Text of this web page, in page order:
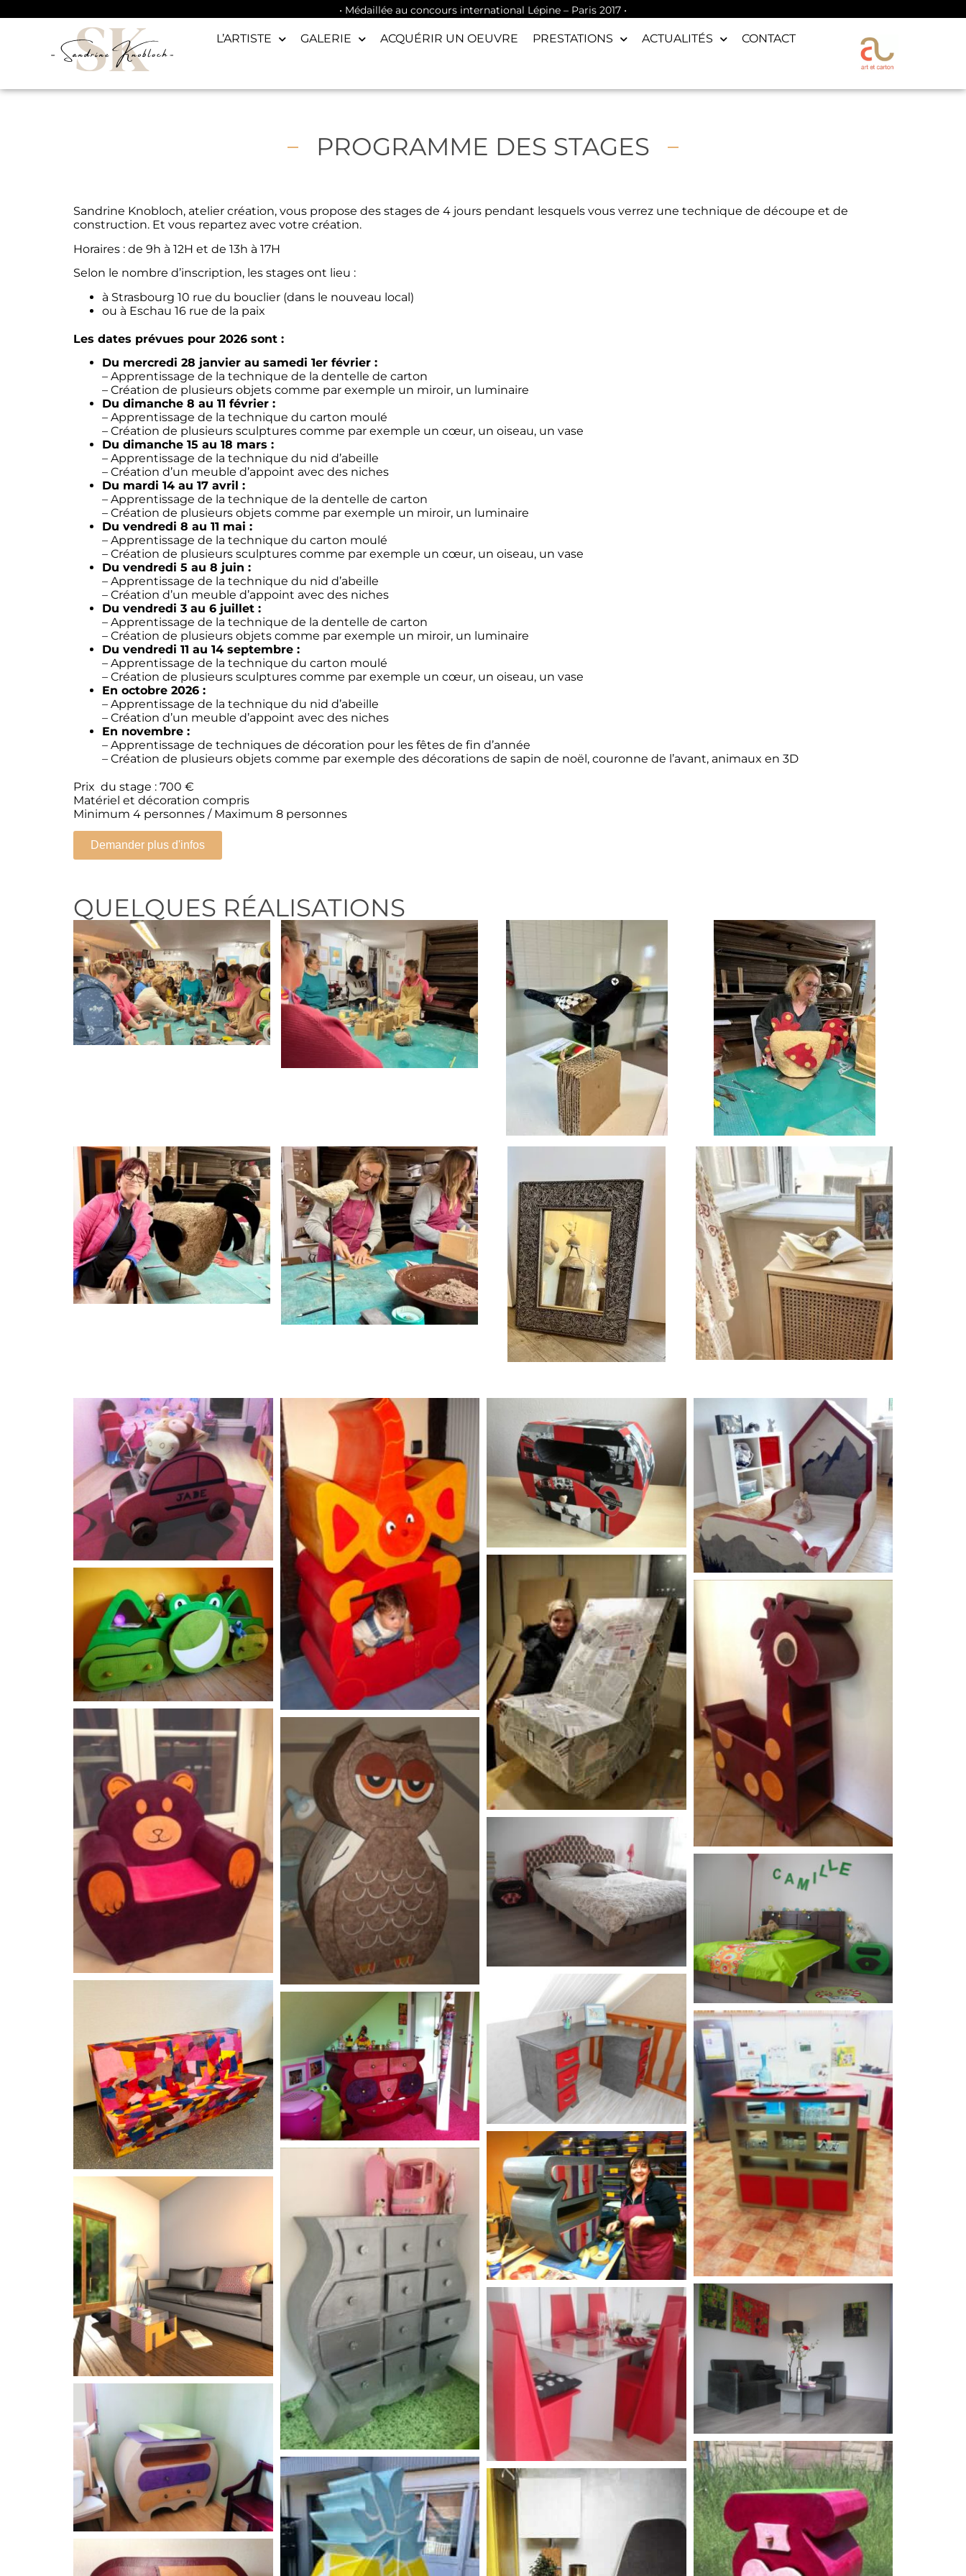
• Médaillée au concours international Lépine – Paris 2017 •
L’ARTISTE GALERIE ACQUÉRIR UN OEUVRE PRESTATIONS ACTUALITÉS CONTACT
PROGRAMME DES STAGES
Sandrine Knobloch, atelier création, vous propose des stages de 4 jours pendant lesquels vous verrez une technique de découpe et de
construction. Et vous repartez avec votre création.
Horaires : de 9h à 12H et de 13h à 17H
Selon le nombre d’inscription, les stages ont lieu :
à Strasbourg 10 rue du bouclier (dans le nouveau local)
ou à Eschau 16 rue de la paix
Les dates prévues pour 2026 sont :
Du mercredi 28 janvier au samedi 1er février :
– Apprentissage de la technique de la dentelle de carton
– Création de plusieurs objets comme par exemple un miroir, un luminaire
Du dimanche 8 au 11 février :
– Apprentissage de la technique du carton moulé
– Création de plusieurs sculptures comme par exemple un cœur, un oiseau, un vase
Du dimanche 15 au 18 mars :
– Apprentissage de la technique du nid d’abeille
– Création d’un meuble d’appoint avec des niches
Du mardi 14 au 17 avril :
– Apprentissage de la technique de la dentelle de carton
– Création de plusieurs objets comme par exemple un miroir, un luminaire
Du vendredi 8 au 11 mai :
– Apprentissage de la technique du carton moulé
– Création de plusieurs sculptures comme par exemple un cœur, un oiseau, un vase
Du vendredi 5 au 8 juin :
– Apprentissage de la technique du nid d’abeille
– Création d’un meuble d’appoint avec des niches
Du vendredi 3 au 6 juillet :
– Apprentissage de la technique de la dentelle de carton
– Création de plusieurs objets comme par exemple un miroir, un luminaire
Du vendredi 11 au 14 septembre :
– Apprentissage de la technique du carton moulé
– Création de plusieurs sculptures comme par exemple un cœur, un oiseau, un vase
En octobre 2026 :
– Apprentissage de la technique du nid d’abeille
– Création d’un meuble d’appoint avec des niches
En novembre :
– Apprentissage de techniques de décoration pour les fêtes de fin d’année
– Création de plusieurs objets comme par exemple des décorations de sapin de noël, couronne de l’avant, animaux en 3D
Prix du stage : 700 €
Matériel et décoration compris
Minimum 4 personnes / Maximum 8 personnes
Demander plus d'infos
QUELQUES RÉALISATIONS